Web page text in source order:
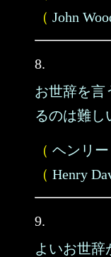
（ John
8.
お世辞を言
るのは難し
（ ヘンリ
（ Henry
9.
よいお世辞